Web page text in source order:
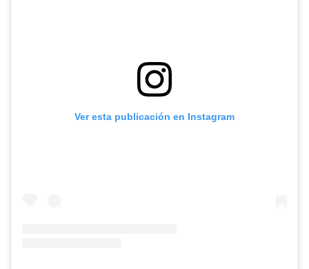
Ver esta publicación en Instagram